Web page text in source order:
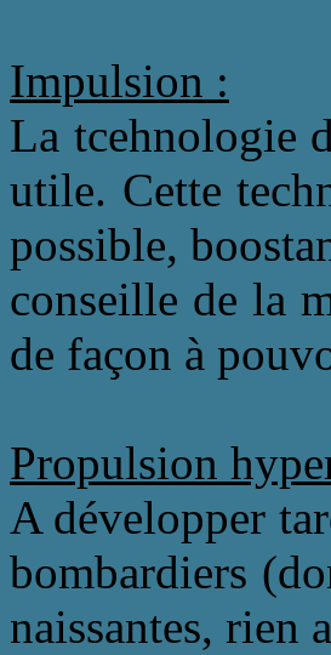
Impulsion :
La tcehnologie
utile. Cette
possible,
conseille de la
de façon à
Propulsion
A développer
bombardiers
naissantes, rien